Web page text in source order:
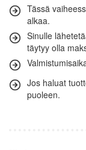
Tässä
alkaa.
Sinulle
täytyy olla
Jos haluat
puoleen.